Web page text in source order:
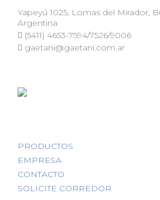
Yapeyú 1025, Lomas del Mirador,
Argentina
(5411) 4653-7594/7526/9006
gaetani@gaetani.com.ar
PRODUCTOS
EMPRESA
CONTACTO
SOLICITE CORREDOR